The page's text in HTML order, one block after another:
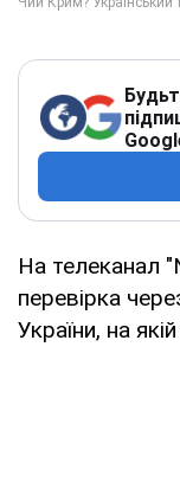
На телеканал
перевірка
України, на